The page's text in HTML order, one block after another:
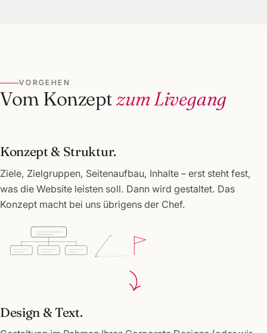
VORGEHEN
Vom Konzeptzum Livegang
Konzept & Struktur.
Ziele, Zielgruppen, Seitenaufbau, Inhalte – erst steht fest,
was die Website leisten soll. Dann wird gestaltet. Das
Konzept macht bei uns übrigens der Chef.
Design & Text.